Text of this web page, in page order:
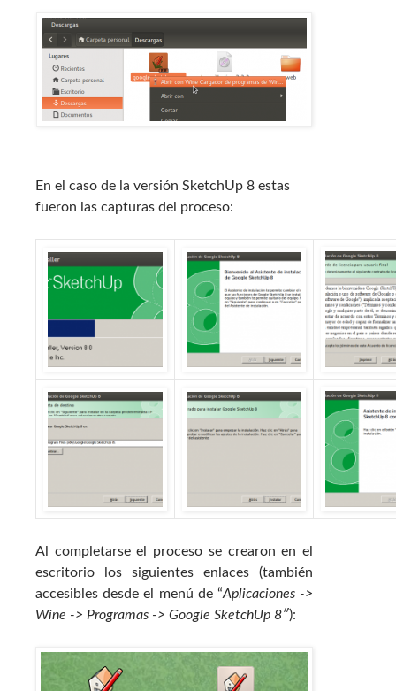
En el caso de la versión SketchUp 8 estas
fueron las capturas del proceso:
Al completarse el proceso se crearon en el
escritorio los siguientes enlaces (también
accesibles desde el menú de “Aplicaciones ->
Wine -> Programas -> Google SketchUp 8″):